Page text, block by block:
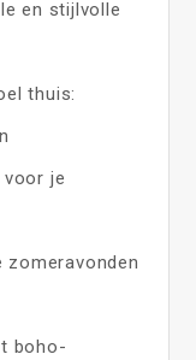
en stijlvolle
thuis:
je
zomeravonden
boho-